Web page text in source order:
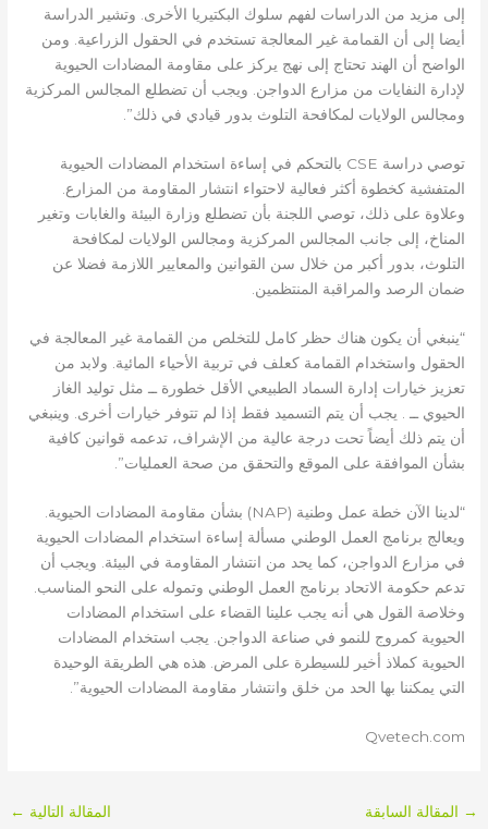
إلى مزيد من الدراسات لفهم سلوك البكتيريا الأخرى. وتشير الدراسة
أيضا إلى أن القمامة غير المعالجة تستخدم في الحقول الزراعية. ومن
الواضح أن الهند تحتاج إلى نهج يركز على مقاومة المضادات الحيوية
لإدارة النفايات من مزارع الدواجن. ويجب أن تضطلع المجالس المركزية
ومجالس الولايات لمكافحة التلوث بدور قيادي في ذلك”.
توصي دراسة CSE بالتحكم في إساءة استخدام المضادات الحيوية
المتفشية كخطوة أكثر فعالية لاحتواء انتشار المقاومة من المزارع.
وعلاوة على ذلك، توصي اللجنة بأن تضطلع وزارة البيئة والغابات وتغير
المناخ، إلى جانب المجالس المركزية ومجالس الولايات لمكافحة
التلوث، بدور أكبر من خلال سن القوانين والمعايير اللازمة فضلا عن
ضمان الرصد والمراقبة المنتظمين.
“ينبغي أن يكون هناك حظر كامل للتخلص من القمامة غير المعالجة في
الحقول واستخدام القمامة كعلف في تربية الأحياء المائية. ولابد من
تعزيز خيارات إدارة السماد الطبيعي الأقل خطورة ــ مثل توليد الغاز
الحيوي ــ . يجب أن يتم التسميد فقط إذا لم تتوفر خيارات أخرى. وينبغي
أن يتم ذلك أيضاً تحت درجة عالية من الإشراف، تدعمه قوانين كافية
بشأن الموافقة على الموقع والتحقق من صحة العمليات”.
“لدينا الآن خطة عمل وطنية (NAP) بشأن مقاومة المضادات الحيوية.
ويعالج برنامج العمل الوطني مسألة إساءة استخدام المضادات الحيوية
في مزارع الدواجن، كما يحد من انتشار المقاومة في البيئة. ويجب أن
تدعم حكومة الاتحاد برنامج العمل الوطني وتموله على النحو المناسب.
وخلاصة القول هي أنه يجب علينا القضاء على استخدام المضادات
الحيوية كمروج للنمو في صناعة الدواجن. يجب استخدام المضادات
الحيوية كملاذ أخير للسيطرة على المرض. هذه هي الطريقة الوحيدة
التي يمكننا بها الحد من خلق وانتشار مقاومة المضادات الحيوية”.
Qvetech.com
→ المقالة السابقة المقالة التالية ←